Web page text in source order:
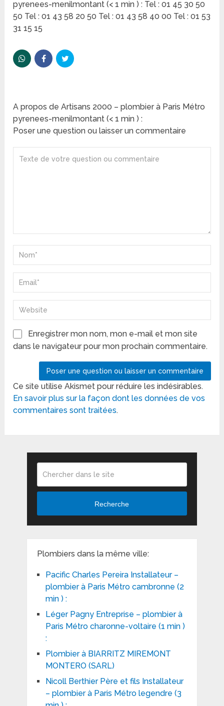
pyrenees-menilmontant (< 1 min ) : Tel : 01 45 30 50
50 Tel : 01 43 58 20 50 Tel : 01 43 58 40 00 Tel : 01 53
31 15 15
A propos de Artisans 2000 – plombier à Paris Métro
pyrenees-menilmontant (< 1 min ) :
Poser une question ou laisser un commentaire
Enregistrer mon nom, mon e-mail et mon site
dans le navigateur pour mon prochain commentaire.
Ce site utilise Akismet pour réduire les indésirables.
En savoir plus sur la façon dont les données de vos
commentaires sont traitées.
Recherche
Plombiers dans la même ville:
Pacific Charles Pereira Installateur –
plombier à Paris Métro cambronne (2
min ) :
Léger Pagny Entreprise – plombier à
Paris Métro charonne-voltaire (1 min )
:
Plombier à BIARRITZ MIREMONT
MONTERO (SARL)
Nicoll Berthier Père et fils Installateur
– plombier à Paris Métro legendre (3